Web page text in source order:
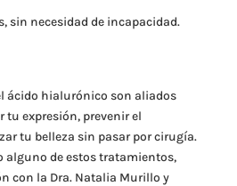
sin necesidad de incapacidad.
ácido hialurónico son aliados
tu expresión, prevenir el
tu belleza sin pasar por cirugía.
alguno de estos tratamientos,
con la Dra. Natalia Murillo y